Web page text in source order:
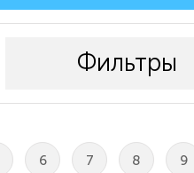
Фильтры
6 7 8 9